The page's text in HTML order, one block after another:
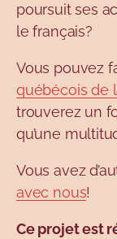
poursuit ses
le français?
Vous pouvez
québécois de
trouverez un
qu’une
Vous avez
avec nous!
Ce projet est